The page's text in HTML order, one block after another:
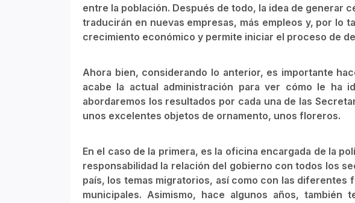
entre la población. Después de todo, la idea de generar
traducirán en nuevas empresas, más empleos y, por lo
crecimiento económico y permite iniciar el proceso de
Ahora bien, considerando lo anterior, es importante
acabe la actual administración para ver cómo le ha
abordaremos los resultados por cada una de las
unos excelentes objetos de ornamento, unos floreros.
En el caso de la primera, es la oficina encargada de la
responsabilidad la relación del gobierno con todos los
país, los temas migratorios, así como con las
municipales. Asimismo, hace algunos años,